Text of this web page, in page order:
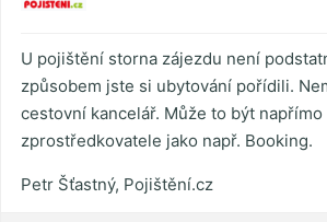
U pojištění storna zájezdu není
způsobem jste si ubytování pořídili.
cestovní kancelář. Může to být
zprostředkovatele jako např. Booking.
Petr Šťastný, Pojištění.cz